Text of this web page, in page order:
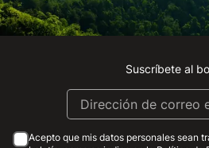
Suscríbete al
Acepto que mis datos personales sean